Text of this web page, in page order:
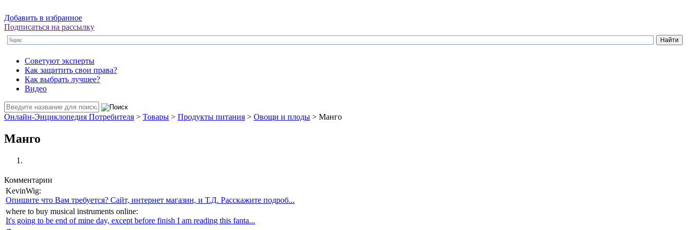
Добавить в избранное
Подписаться на рассылку
Советуют эксперты
Как защитить свои права?
Как выбрать лучшее?
Видео
Онлайн-Энциклопедия Потребителя > Товары > Продукты питания > Овощи и плоды > Манго
Манго
Комментарии
KevinWig:
Опишите что Вам требуется? Сайт, интернет магазин, и Т.Д. Расскажите подроб...
where to buy musical instruments online:
It's going to be end of mine day, except before finish I am reading this fanta...